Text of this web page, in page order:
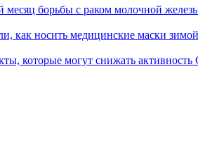
борьбы с раком молочной
как носить медицинские маски зимой
которые могут снижать